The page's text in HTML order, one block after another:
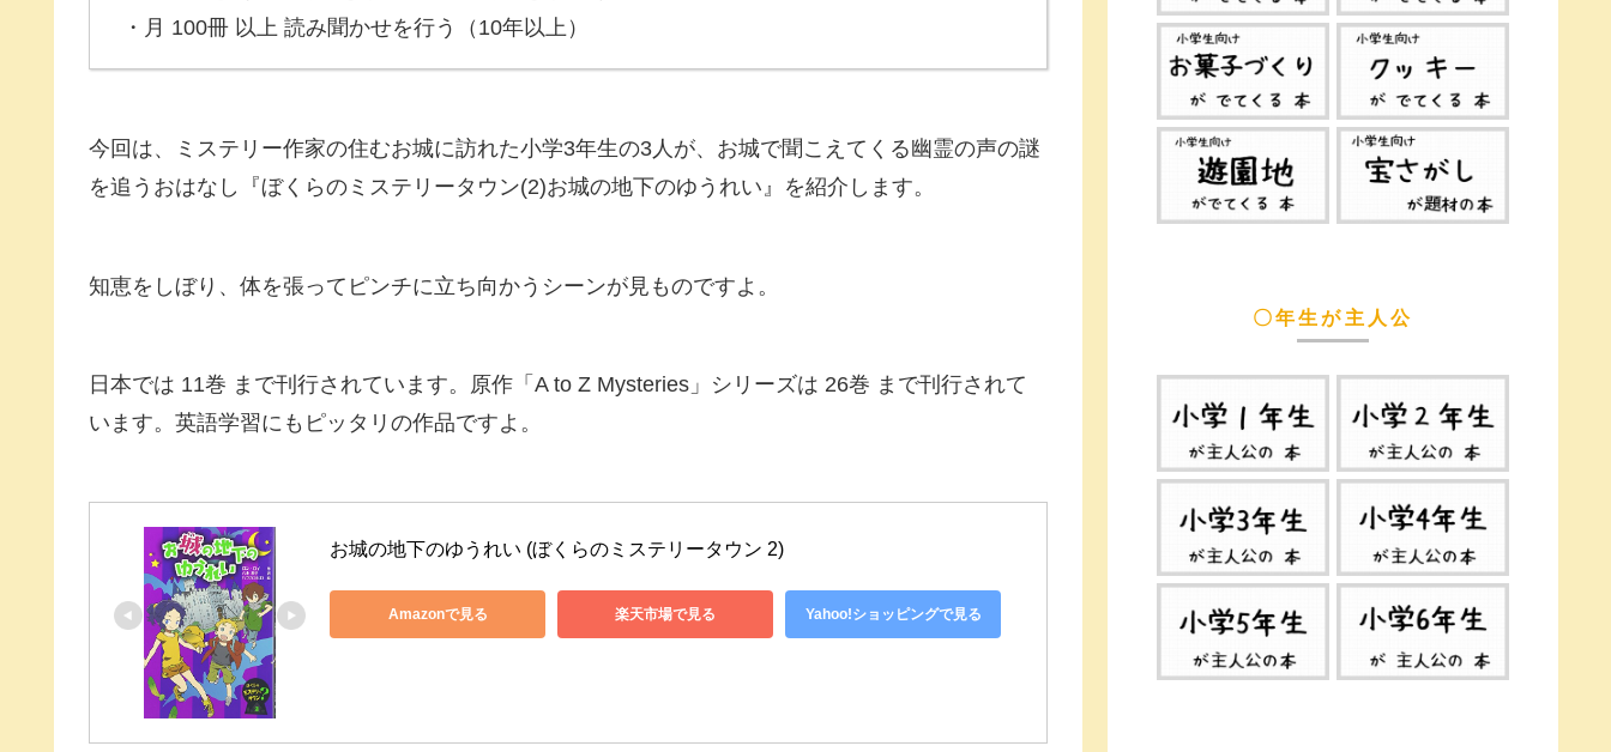
・月 100冊 以上 読み聞かせを行う（10年以上）
今回は、ミステリー作家の住むお城に訪れた小学3年生の3人が、お城で聞こえてくる幽霊の声の謎
を追うおはなし『ぼくらのミステリータウン(2)お城の地下のゆうれい』を紹介します。
知恵をしぼり、体を張ってピンチに立ち向かうシーンが見ものですよ。
日本では 11巻 まで刊行されています。原作「A to Z Mysteries」シリーズは 26巻 まで刊行されて
います。英語学習にもピッタリの作品ですよ。
お城の地下のゆうれい (ぼくらのミステリータウン 2)
Amazonで見る 楽天市場で見る Yahoo!ショッピングで見る
〇年生が主人公